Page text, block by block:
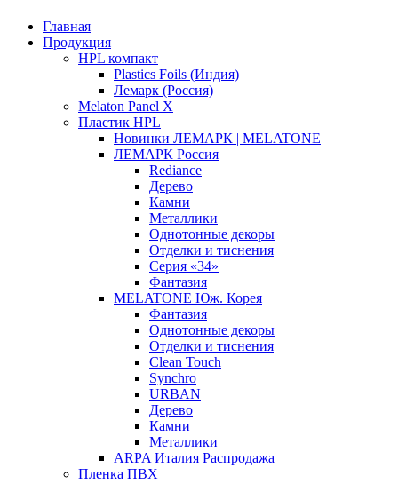
Главная
Продукция
HPL компакт
Plastics Foils (Индия)
Лемарк (Россия)
Melaton Panel X
Пластик HPL
Новинки ЛЕМАРК | MELATONE
ЛЕМАРК Россия
Rediance
Дерево
Камни
Металлики
Однотонные декоры
Отделки и тиснения
Серия «34»
Фантазия
MELATONE Юж. Корея
Фантазия
Однотонные декоры
Отделки и тиснения
Clean Touch
Synchro
URBAN
Дерево
Камни
Металлики
ARPA Италия Распродажа
Пленка ПВХ